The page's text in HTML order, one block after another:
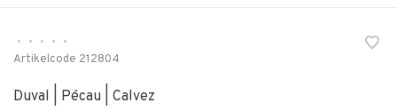
• • • •
•
Artikelcode 212804
Duval | Pécau | Calvez